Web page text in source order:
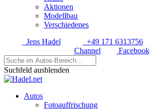
Aktionen
Modellbau
Verschiedenes
Jens Hadel
+49 171 6313756
Channel
Facebook
Suchfeld ausblenden
Autos
Fotoauffrischung